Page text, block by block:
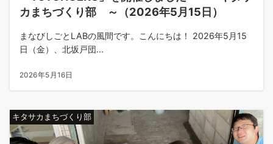
カまちづくり部 ～（2026年5月15日）
まなびしごとLABの風間です。こんにちは！ 2026年5月15
日（金）、北坂戸団...
2026年5月16日
キタサカまちづくり部